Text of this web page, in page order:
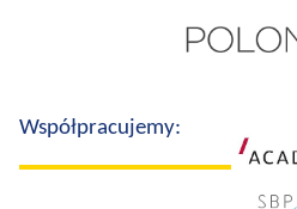
Współpracujemy: